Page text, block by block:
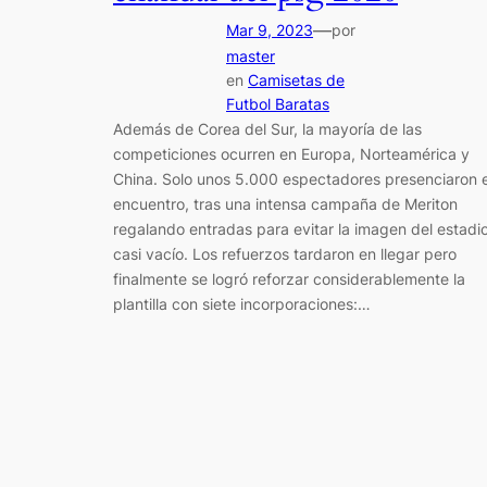
Mar 9, 2023—por
master
en Camisetas de
Futbol Baratas
Además de Corea del Sur, la mayoría de las
competiciones ocurren en Europa, Norteamérica y
China. Solo unos 5.000 espectadores presenciaron
encuentro, tras una intensa campaña de Meriton
regalando entradas para evitar la imagen del
casi vacío. Los refuerzos tardaron en llegar pero
finalmente se logró reforzar considerablemente la
plantilla con siete incorporaciones:…